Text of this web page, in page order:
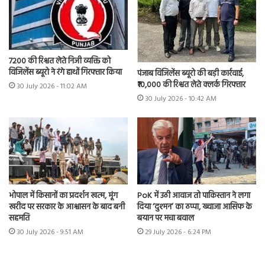
7200 की रिश्वत लेते निजी व्यक्ति को
विजिलेंस ब्यूरो ने रंगे हाथों गिरफ्तार किया
30 July 2026 - 11:02 AM
पंजाब विजिलेंस ब्यूरो की बड़ी कार्रवाई,
₹10,000 की रिश्वत लेते क्लर्क गिरफ्तार
30 July 2026 - 10:42 AM
भोपाल में किसानों का प्रदर्शन खत्म, मूंग
खरीद पर सरकार के आश्वासन के बाद बनी
सहमति
30 July 2026 - 9:51 AM
PoK में उठी आवाज तो पाकिस्तान ने लगा
दिया ‘दुश्मन’ का ठप्पा, ख्वाजा आसिफ के
बयान पर मचा बवाल
29 July 2026 - 6:24 PM